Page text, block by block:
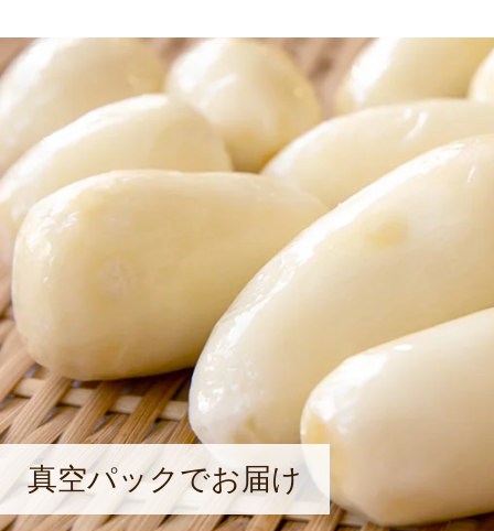
真空パックでお届け